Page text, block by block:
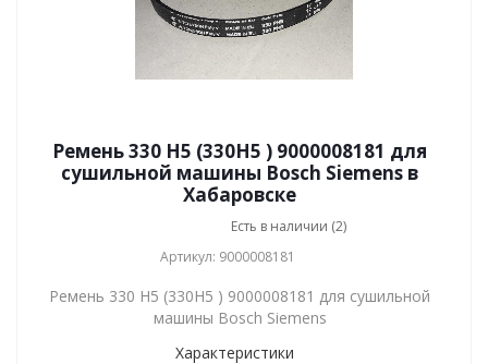
Ремень 330 H5 (330H5 ) 9000008181 для
сушильной машины Bosch Siemens в
Хабаровске
Есть в наличии (2)
Артикул: 9000008181
Ремень 330 H5 (330H5 ) 9000008181 для сушильной
машины Bosch Siemens
Характеристики